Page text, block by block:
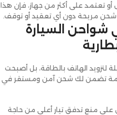
تعتمد على أكثر من جهاز، فإن هذا
شحن مريحة دون أي تعقيد أو توقف.
شواحن السيارة
لتزويد الهاتف بالطاقة، بل أصبحت
تضمن لك شحن آمن ومستقر في
على منع تدفق تيار أعلى من حاجة